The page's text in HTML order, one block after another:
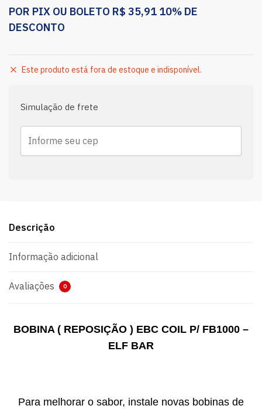
POR PIX OU BOLETO R$ 35,91 10% DE
DESCONTO
Este produto está fora de estoque e indisponível.
Simulação de frete
Descrição
Informação adicional
Avaliações 0
BOBINA ( REPOSIÇÃO ) EBC COIL P/ FB1000 –
ELF BAR
Para melhorar o sabor, instale novas bobinas de